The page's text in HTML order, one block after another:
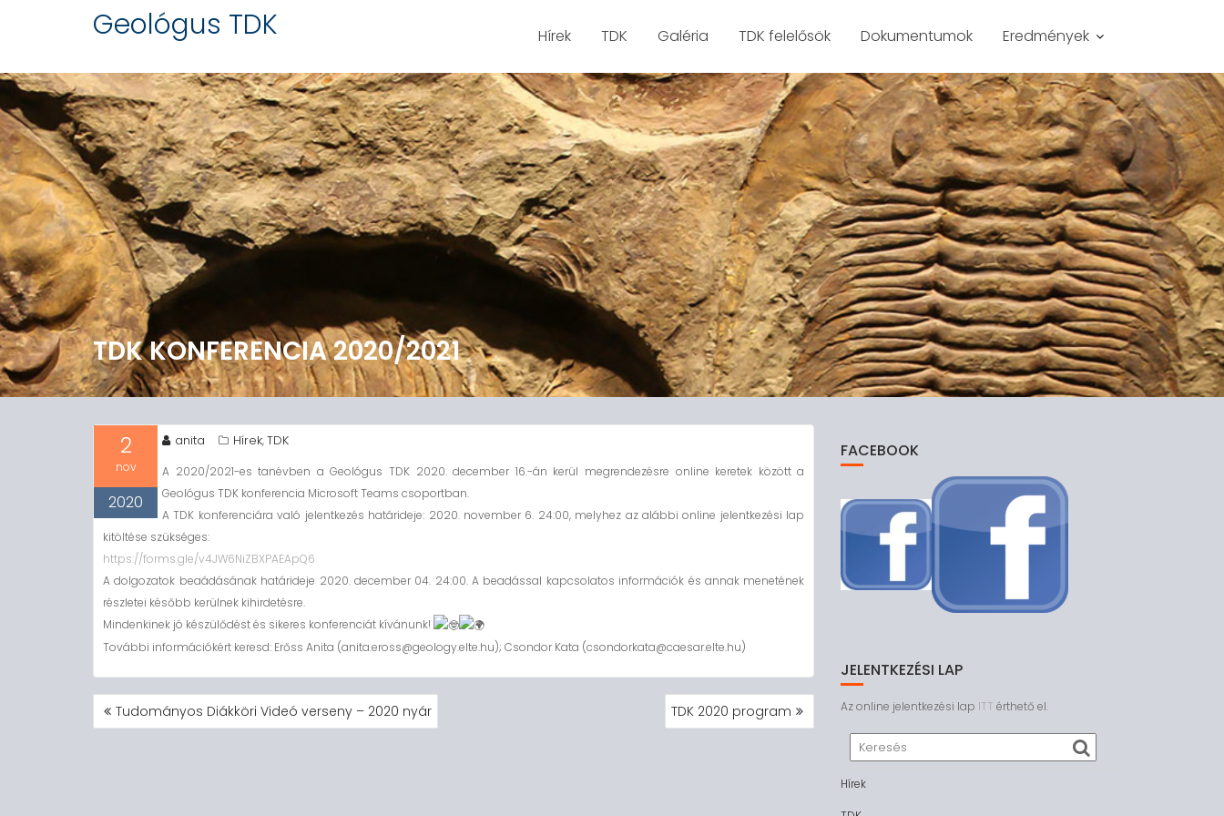
Geológus TDK Hírek TDK Galéria TDK felelősök Dokumentumok Eredmények
TDK KONFERENCIA 2020/2021
2
nov
2020
anita Hírek,TDK
A 2020/2021-es tanévben a Geológus TDK 2020. december 16.-án kerül megrendezésre online keretek között a
Geológus TDK konferencia Microsoft Teams csoportban.
A TDK konferenciára való jelentkezés határideje: 2020. november 6. 24:00, melyhez az alábbi online jelentkezési lap
kitöltése szükséges:
https://forms.gle/v4JW6NiZBXPAEApQ6
A dolgozatok beaádásának határideje 2020. december 04. 24:00. A beadással kapcsolatos információk és annak menetének
részletei később kerülnek kihirdetésre.
Mindenkinek jó készülődést és sikeres konferenciát kívánunk!
További információkért keresd: Erőss Anita (anita.eross@geology.elte.hu); Csondor Kata (csondorkata@caesar.elte.hu)
BEJEGYZÉS
NAVIGÁCIÓ
Tudományos Diákköri Videó verseny – 2020 nyár TDK 2020 program
FACEBOOK
JELENTKEZÉSI LAP
Az online jelentkezési lap ITT érthető el.
Hírek